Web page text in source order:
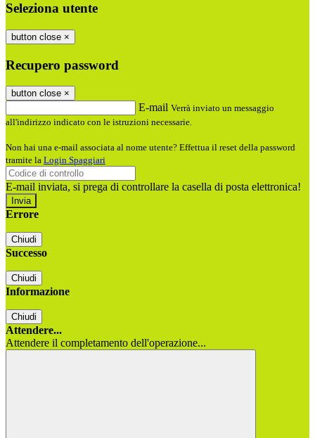
Seleziona utente
button close ×
Recupero password
button close ×
E-mail Verrà inviato un messaggio
all'indirizzo indicato con le istruzioni necessarie.
Non hai una e-mail associata al nome utente? Effettua il reset della password
tramite la Login Spaggiari
E-mail inviata, si prega di controllare la casella di posta elettronica!
Errore
Chiudi
Successo
Chiudi
Informazione
Chiudi
Attendere...
Attendere il completamento dell'operazione...